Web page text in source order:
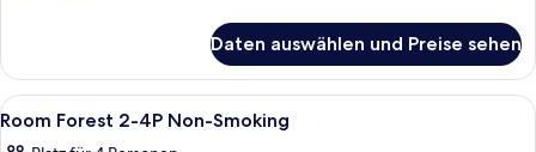
Non-
Smoking
anzeigen
DOORS
View
Bath
Daten auswählen und Preise sehen
Alle
Fotos
Schreibtisch,
1
Room Forest 2-4P Non-Smoking